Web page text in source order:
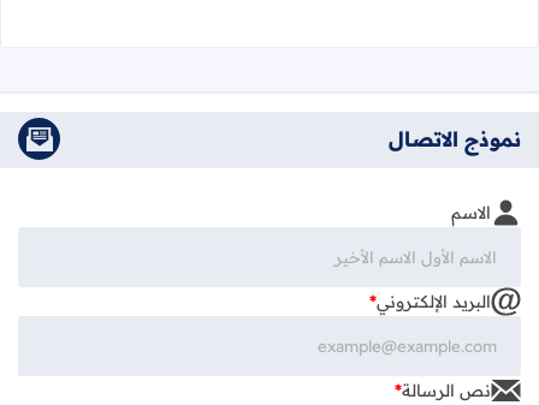
نموذج الاتصال
الاسم
البريد الإلكتروني*
نص الرسالة*